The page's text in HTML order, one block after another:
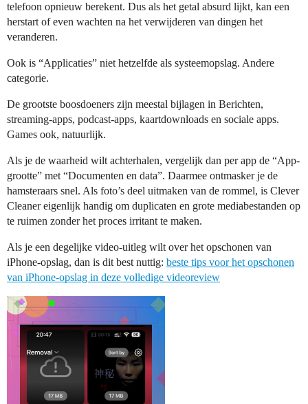
telefoon opnieuw berekent. Dus als het getal absurd lijkt, kan een
herstart of even wachten na het verwijderen van dingen het
veranderen.
Ook is “Applicaties” niet hetzelfde als systeemopslag. Andere
categorie.
De grootste boosdoeners zijn meestal bijlagen in Berichten,
streaming-apps, podcast-apps, kaartdownloads en sociale apps.
Games ook, natuurlijk.
Als je de waarheid wilt achterhalen, vergelijk dan per app de “App-
grootte” met “Documenten en data”. Daarmee ontmasker je de
hamsteraars snel. Als foto’s deel uitmaken van de rommel, is Clever
Cleaner eigenlijk handig om duplicaten en grote mediabestanden op
te ruimen zonder het proces irritant te maken.
Als je een degelijke video-uitleg wilt over het opschonen van
iPhone-opslag, dan is dit best nuttig: beste tips voor het opschonen
van iPhone-opslag in deze volledige videoreview